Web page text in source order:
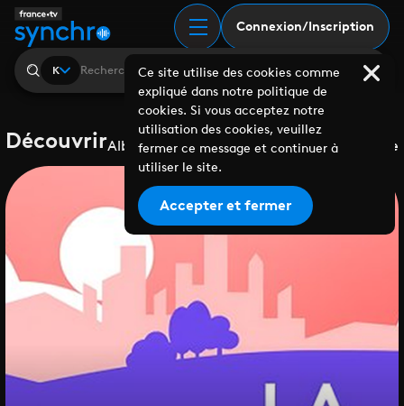
Connexion/Inscription
K
DécouvrirAlbumsPlaylistsCollaborationsLabels Genre
Ce site utilise des cookies comme
expliqué dans notre politique de
cookies. Si vous acceptez notre
utilisation des cookies, veuillez
fermer ce message et continuer à
utiliser le site.
Accepter et fermer